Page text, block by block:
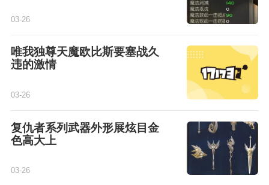
03-26
唯我独尊天魔欧比斯要塞战久
违的激情
03-26
复仇者系列武器外形展炫目金
色高大上
03-26